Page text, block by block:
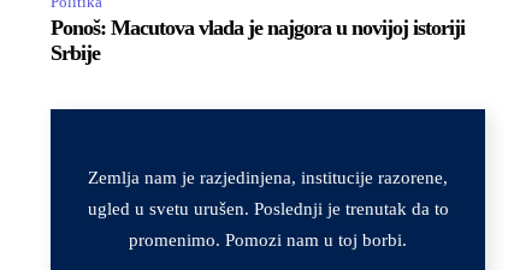
Ponoš: Macutova vlada je najgora u novijoj istoriji
Srbije
Zemlja nam je razjedinjena, institucije razorene,
ugled u svetu urušen. Poslednji je trenutak da to
promenimo. Pomozi nam u toj borbi.